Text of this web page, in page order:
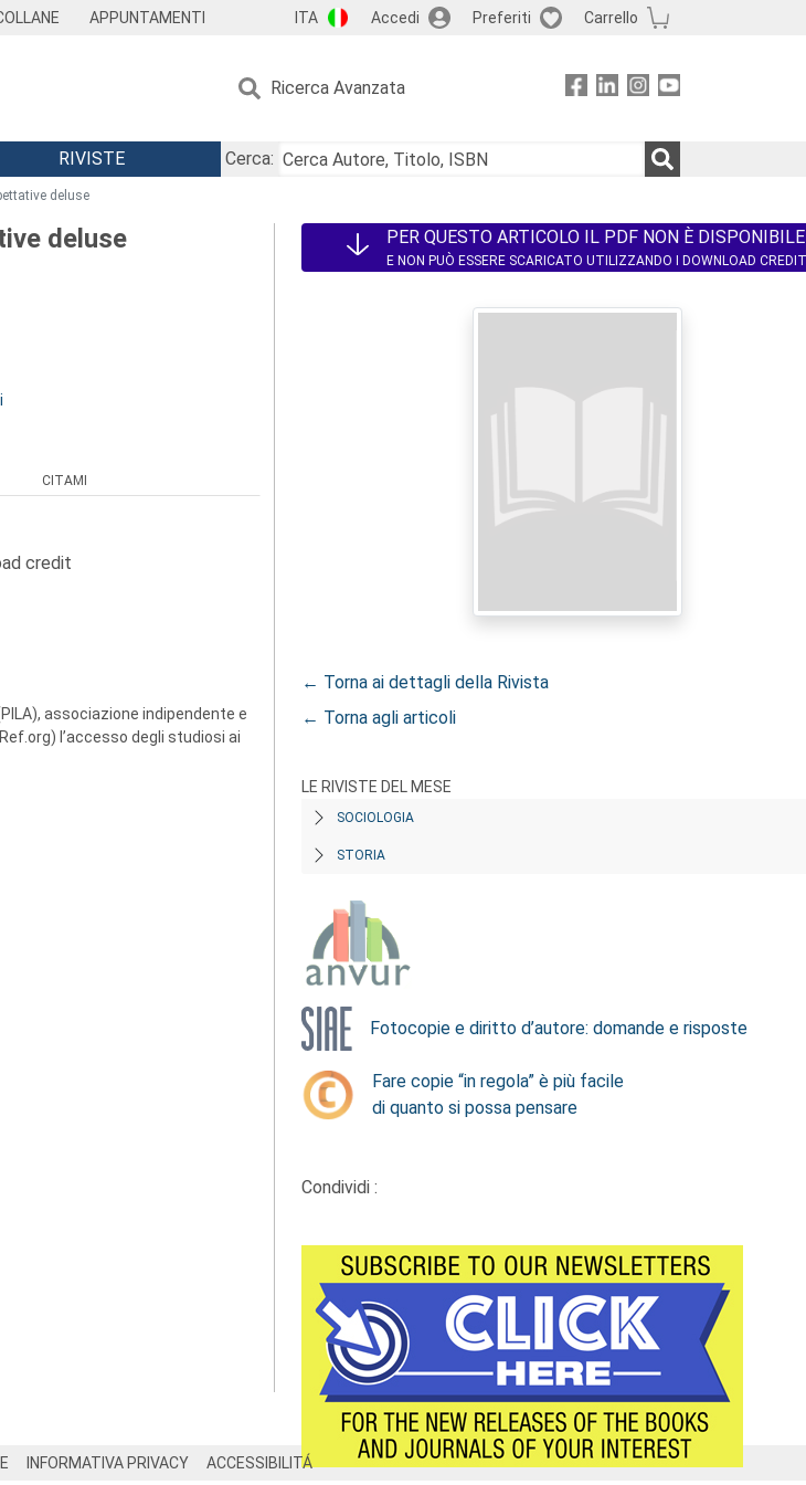
APPUNTAMENTI ITA Accedi Preferiti Carrello
Ricerca Avanzata
RIVISTE
Cerca:
deluse
deluse
CITAMI
credit
associazione indipendente e
l’accesso degli studiosi ai
PER QUESTO ARTICOLO IL PDF NON È DISPONIBILE
E NON PUÒ ESSERE SCARICATO UTILIZZANDO I DOWNLOAD CREDIT
← Torna ai dettagli della Rivista
← Torna agli articoli
LE RIVISTE DEL MESE
SOCIOLOGIA
STORIA
Fotocopie e diritto d’autore: domande e risposte
Fare copie “in regola” è più facile
di quanto si possa pensare
Condividi :
INFORMATIVA PRIVACY ACCESSIBILITÁ